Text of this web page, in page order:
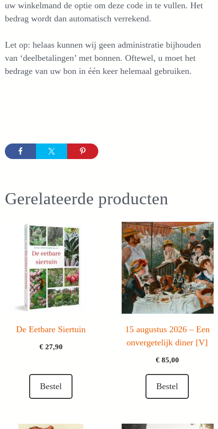
uw winkelmand de optie om deze code in te vullen. Het
bedrag wordt dan automatisch verrekend.
Let op: helaas kunnen wij geen administratie bijhouden
van ‘deelbetalingen’ met bonnen. Oftewel, u moet het
bedrage van uw bon in één keer helemaal gebruiken.
Gerelateerde producten
De Eetbare Siertuin
€27,90
Bestel
15 augustus 2026 – Een
onvergetelijk diner [V]
€85,00
Bestel